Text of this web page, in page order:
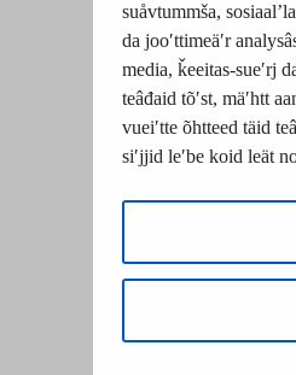
suåvtummša,
da jooʹttimeäʹr
media, ǩeeitas-sueʹrj
teâđaid tõʹst, mäʹhtt
vueiʹtte õhtteed täid
siʹjjid leʹbe koid leät